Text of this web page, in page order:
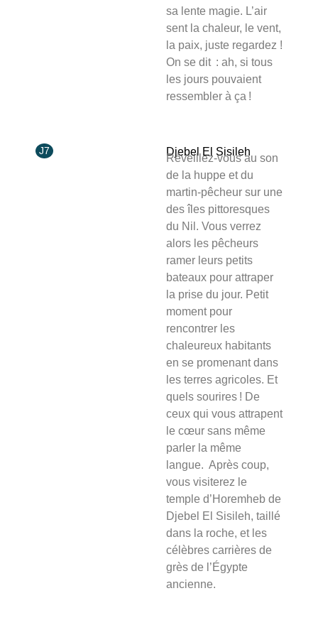
sa lente magie. L’air
sent la chaleur, le vent,
la paix, juste regardez !
On se dit : ah, si tous
les jours pouvaient
ressembler à ça !
J7 Djebel El Sisileh
Réveillez-vous au son
de la huppe et du
martin-pêcheur sur une
des îles pittoresques
du Nil. Vous verrez
alors les pêcheurs
ramer leurs petits
bateaux pour attraper
la prise du jour. Petit
moment pour
rencontrer les
chaleureux habitants
en se promenant dans
les terres agricoles. Et
quels sourires ! De
ceux qui vous attrapent
le cœur sans même
parler la même
langue. Après coup,
vous visiterez le
temple d’Horemheb de
Djebel El Sisileh, taillé
dans la roche, et les
célèbres carrières de
grès de l’Égypte
ancienne.